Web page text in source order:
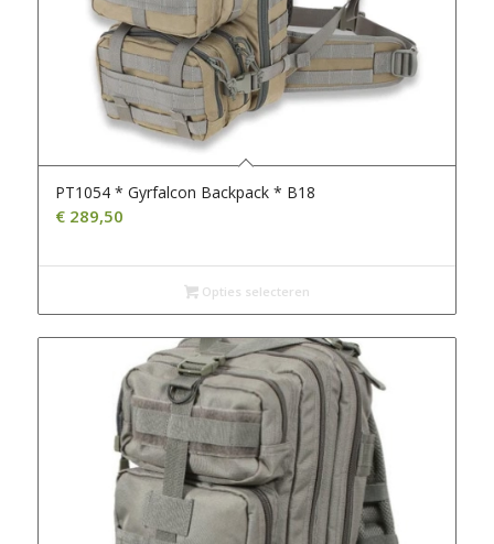
PT1054 * Gyrfalcon Backpack * B18
€289,50
Opties selecteren